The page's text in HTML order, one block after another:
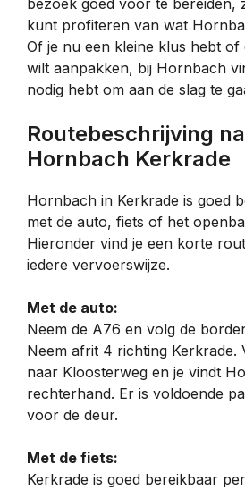
bezoek goed voor te bereiden,
kunt profiteren van wat
Of je nu een kleine klus hebt
wilt aanpakken, bij Hornbach
nodig hebt om aan de slag te
Routebeschrijving naar
Hornbach Kerkrade
Hornbach in Kerkrade is goed
met de auto, fiets of het
Hieronder vind je een korte
iedere vervoerswijze.
Met de auto:
Neem de A76 en volg de
Neem afrit 4 richting Kerkrade.
naar Kloosterweg en je vindt
rechterhand. Er is voldoende
voor de deur.
Met de fiets:
Kerkrade is goed bereikbaar